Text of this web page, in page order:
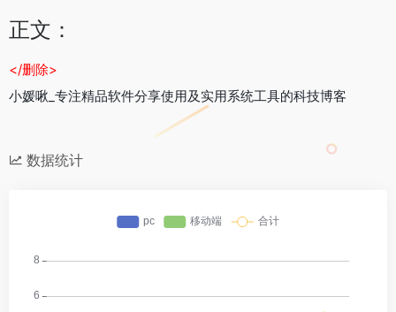
正文：
</删除>
小媛啾_专注精品软件分享使用及实用系统工具的科技博客
数据统计